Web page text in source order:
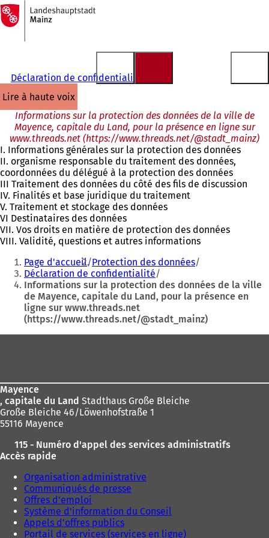
Accéder au contenu
Vers
la
page
d'accueil
Déclaration de confidentialité
lire à haute voix
Informations sur la protection des données de la ville de
Mayence, capitale du Land, pour la présence en ligne sur
www.threads.net (https://www.threads.net/@stadt_mainz)
I. Informations générales sur la protection des données
II. organisme responsable du traitement des données,
coordonnées du délégué à la protection des données
III Traitement des données du côté des fils de discussion
IV. Finalités et base juridique du traitement
V. Traitement et stockage des données
VI Destinataires des données
VII. Vos droits en matière de protection des données
VIII. Validité, questions et autres informations
Vous
êtes
ici
Page d'accueil Protection des données
Déclaration de confidentialité
Informations sur la protection des données de la ville
de Mayence, capitale du Land, pour la présence en
ligne sur www.threads.net
(https://www.threads.net/@stadt_mainz)
Mayence
, capitale du Land Stadthaus Große Bleiche
Große Bleiche 46/Löwenhofstraße 1
55116 Mayence
115 - Numéro d'appel des services administratifs
Accès rapide
Organisation administrative
Communiqués de presse
Offres d'emploi
Système d'information du Conseil
Appels d'offres publics
Portail de services (services en ligne)